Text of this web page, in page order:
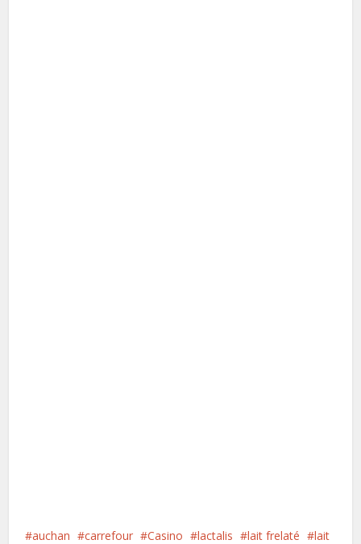
auchan carrefour Casino lactalis lait frelaté
lait